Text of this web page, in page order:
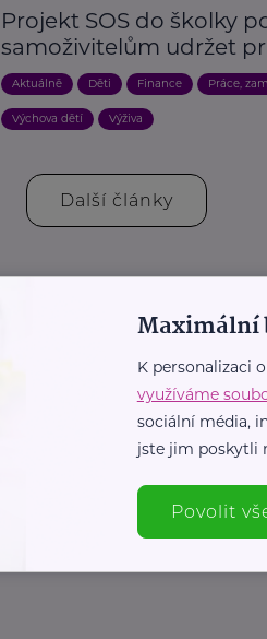
Projekt SOS do školky
samoživitelům udržet
Aktuálně Děti Finance Práce,
Výchova dětí Výživa
Další články
Maximální
K personalizaci
využíváme
sociální média,
jste jim poskytli
Povolit